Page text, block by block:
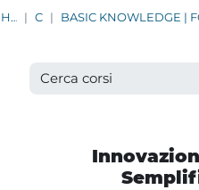
HOME CORSI
Cerca corsi